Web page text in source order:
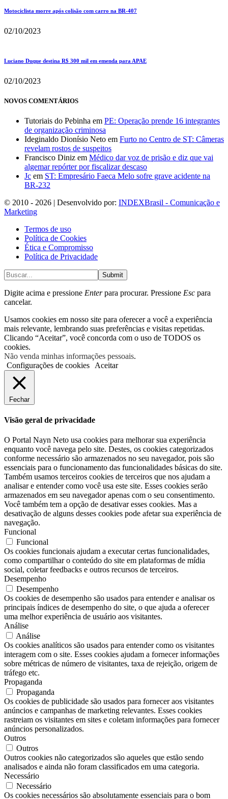
Motociclista morre após colisão com carro na BR-407
02/10/2023
Luciano Duque destina R$ 300 mil em emenda para APAE
02/10/2023
NOVOS COMENTÁRIOS
Tutoriais do Pebinha em PE: Operação prende 16 integrantes
de organização criminosa
Ideginaldo Dionísio Neto em Furto no Centro de ST: Câmeras
revelam rostos de suspeitos
Francisco Diniz em Médico dar voz de prisão e diz que vai
algemar repórter por fiscalizar descaso
Jc em ST: Empresário Faeca Melo sofre grave acidente na
BR-232
© 2010 - 2026 | Desenvolvido por: INDEXBrasil - Comunicação e
Marketing
Termos de uso
Política de Cookies
Ética e Compromisso
Política de Privacidade
Submit
Digite acima e pressione Enterpara procurar. Pressione Esc para
cancelar.
Usamos cookies em nosso site para oferecer a você a experiência
mais relevante, lembrando suas preferências e visitas repetidas.
Clicando “Aceitar”, você concorda com o uso de TODOS os
cookies.
Não venda minhas informações pessoais.
Configurações de cookies
Aceitar
Fechar
Visão geral de privacidade
O Portal Nayn Neto usa cookies para melhorar sua experiência
enquanto você navega pelo site. Destes, os cookies categorizados
conforme necessário são armazenados no seu navegador, pois são
essenciais para o funcionamento das funcionalidades básicas do site.
Também usamos terceiros cookies de terceiros que nos ajudam a
analisar e entender como você usa este site. Esses cookies serão
armazenados em seu navegador apenas com o seu consentimento.
Você também tem a opção de desativar esses cookies. Mas a
desativação de alguns desses cookies pode afetar sua experiência de
navegação.
Funcional
Funcional
Os cookies funcionais ajudam a executar certas funcionalidades,
como compartilhar o conteúdo do site em plataformas de mídia
social, coletar feedbacks e outros recursos de terceiros.
Desempenho
Desempenho
Os cookies de desempenho são usados ​​para entender e analisar os
principais índices de desempenho do site, o que ajuda a oferecer
uma melhor experiência de usuário aos visitantes.
Análise
Análise
Os cookies analíticos são usados ​​para entender como os visitantes
interagem com o site. Esses cookies ajudam a fornecer informações
sobre métricas de número de visitantes, taxa de rejeição, origem de
tráfego etc.
Propaganda
Propaganda
Os cookies de publicidade são usados ​​para fornecer aos visitantes
anúncios e campanhas de marketing relevantes. Esses cookies
rastreiam os visitantes em sites e coletam informações para fornecer
anúncios personalizados.
Outros
Outros
Outros cookies não categorizados são aqueles que estão sendo
analisados ​​e ainda não foram classificados em uma categoria.
Necessário
Necessário
Os cookies necessários são absolutamente essenciais para o bom